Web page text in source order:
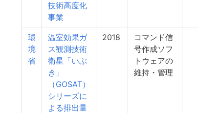
技術高度化
事業
環
境
省
温室効果ガ
ス観測技術
衛星「いぶ
き」
（GOSAT）
シリーズに
よる排出量
2018
コマンド信
号作成ソフ
トウェアの
維持・管理